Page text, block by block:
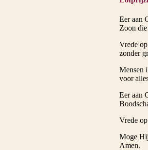
Eer aan
Zoon
Vrede
zonder
Mensen
voor
Eer aan
Vrede
Moge
Amen.